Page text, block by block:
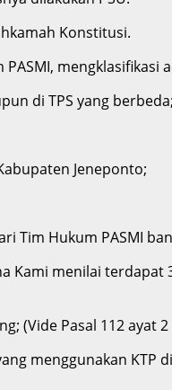
Konstitusi.
mengklasifikasi
di TPS yang berbeda;
Jeneponto;
Tim Hukum PASMI
Kami menilai
(Vide Pasal 112 ayat
menggunakan KTP